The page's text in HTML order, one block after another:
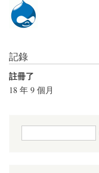
記錄
註冊了
18 年 9 個月
搜尋表單